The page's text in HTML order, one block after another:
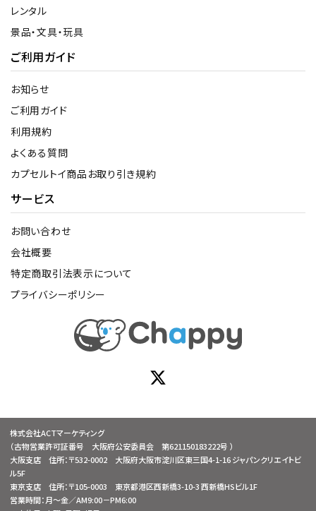
レンタル
景品・文具・玩具
ご利用ガイド
お知らせ
ご利用ガイド
利用規約
よくある質問
カプセルトイ商品お取り引き規約
サービス
お問い合わせ
会社概要
特定商取引法表示について
プライバシーポリシー
株式会社ACTマーケティング
（古物営業許可証番号 大阪府公安委員会 第621150183222号 ）
大阪支店 住所：〒532-0002 大阪府大阪市淀川区東三国4-1-16 ジャパンクリエイトビ
ル5F
東京支店 住所：〒105-0003 東京都港区西新橋3-10-3 西新橋HSビル1F
営業時間：月～金／AM9:00－PM6:00